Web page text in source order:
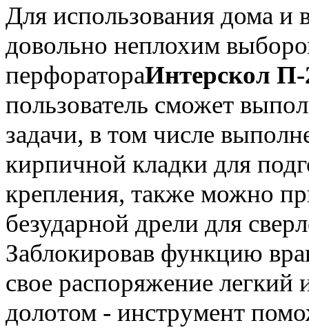
Для использования дома и
довольно неплохим
перфоратораИнтерскол
пользователь сможет
задачи, в том числе
кирпичной кладки для
крепления, также можно
безударной дрели для
Заблокировав функцию
свое распоряжение
долотом - инструмент